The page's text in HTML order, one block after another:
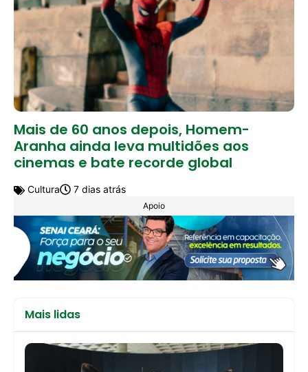
Mais de 60 anos depois, Homem-
Aranha ainda leva multidões aos
cinemas e bate recorde global
Cultura 7 dias atrás
Apoio
Mais lidas